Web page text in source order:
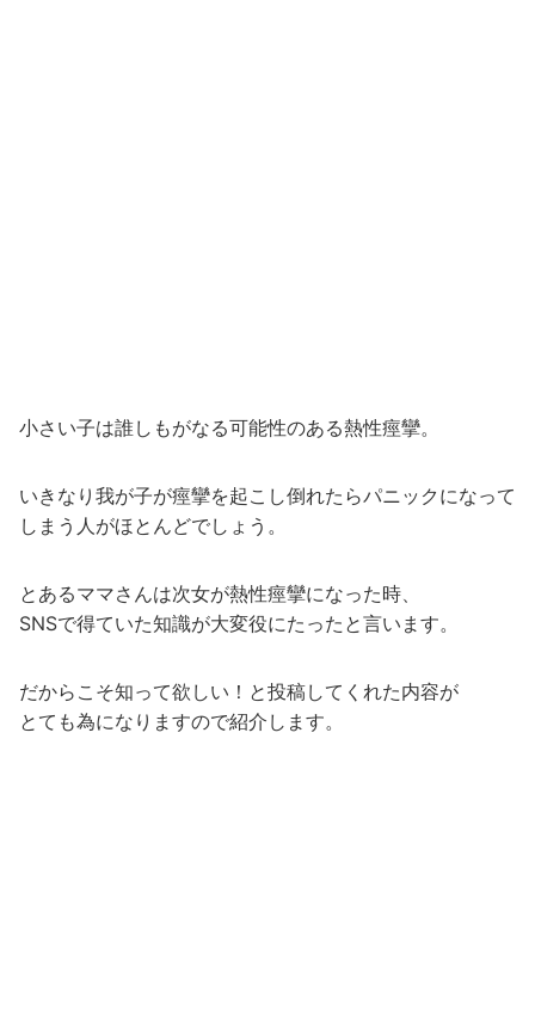
小さい子は誰しもがなる可能性のある熱性痙攣。
いきなり我が子が痙攣を起こし倒れたらパニックになって
しまう人がほとんどでしょう。
とあるママさんは次女が熱性痙攣になった時、
SNSで得ていた知識が大変役にたったと言います。
だからこそ知って欲しい！と投稿してくれた内容が
とても為になりますので紹介します。